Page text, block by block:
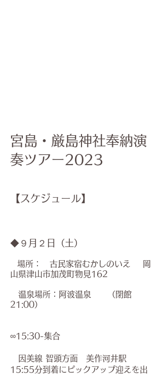
宮島・厳島神社奉納演
奏ツアー2023
【 スケジュール】
◆９月２日（土）
場所： 古民家宿むかしのいえ 岡
山県津山市加茂町物見162
温泉場所：阿波温泉
​ （閉館
21:00）
∞15:30-集合
因美線 智頭方面 美作河井駅
15:55分到着にピックアップ迎えを出